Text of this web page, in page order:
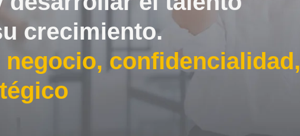
crecimiento.
confidencialidad,